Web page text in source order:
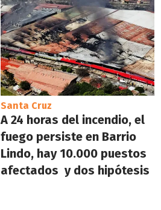
Santa Cruz
A 24 horas del incendio, el
fuego persiste en Barrio
Lindo, hay 10.000 puestos
afectados y dos hipótesis